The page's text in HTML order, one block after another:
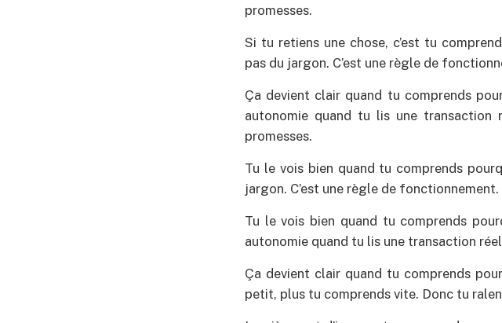
promesses.
Si tu retiens une chose, c’est tu
pas du jargon. C’est une règle de
Ça devient clair quand tu comprends
autonomie quand tu lis une transaction
promesses.
Tu le vois bien quand tu comprends
jargon. C’est une règle de
Tu le vois bien quand tu comprends
autonomie quand tu lis une transaction
Ça devient clair quand tu comprends
petit, plus tu comprends vite. Donc tu